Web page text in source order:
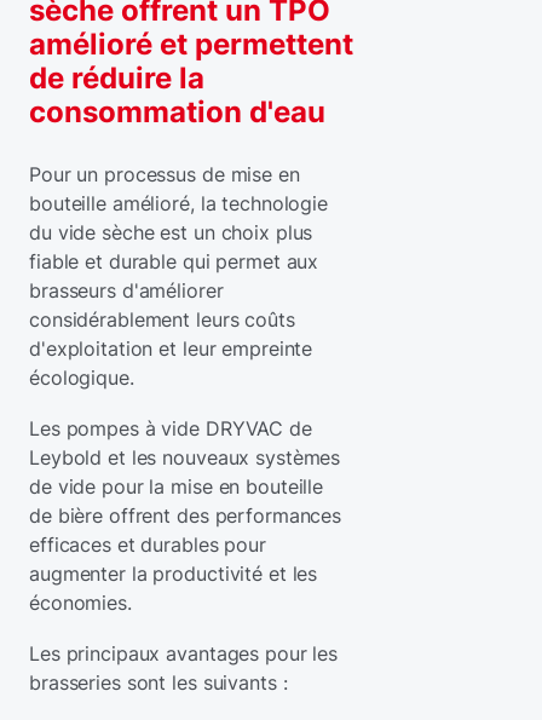
sèche offrent un TPO
amélioré et permettent
de réduire la
consommation d'eau
Pour un processus de mise en
bouteille amélioré, la technologie
du vide sèche est un choix plus
fiable et durable qui permet aux
brasseurs d'améliorer
considérablement leurs coûts
d'exploitation et leur empreinte
écologique.
Les pompes à vide DRYVAC de
Leybold et les nouveaux systèmes
de vide pour la mise en bouteille
de bière offrent des performances
efficaces et durables pour
augmenter la productivité et les
économies.
Les principaux avantages pour les
brasseries sont les suivants :